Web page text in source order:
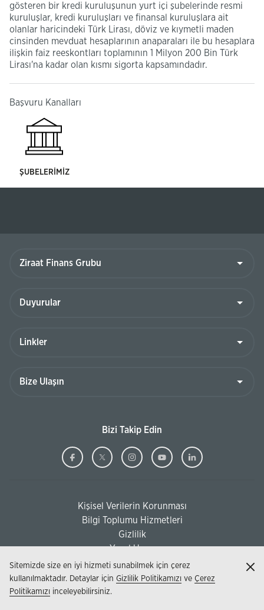
gösteren bir kredi kuruluşunun yurt içi şubelerinde resmi
kuruluşlar, kredi kuruluşları ve finansal kuruluşlara ait
olanlar haricindeki Türk Lirası, döviz ve kıymetli maden
cinsinden mevduat hesaplarının anaparaları ile bu hesaplara
ilişkin faiz reeskontları toplamının 1 Milyon 200 Bin Türk
Lirası'na kadar olan kısmı sigorta kapsamındadır.
Başvuru Kanalları
ŞUBELERİMİZ
Grubu
Bizi Takip Edin
Ziraat
(Bu
pencerede
açılacaktır)
Ziraat
(Bu
pencerede
açılacaktır)
Ziraat
(Bu
pencerede
açılacaktır)
Ziraat
(Bu
pencerede
Ziraat
(Bu
Kişisel Verilerin Korunması
(Bu sayfa yeni pencerede açılacaktır)
Bilgi Toplumu Hizmetleri
(Bu sayfa yeni pencerede açılacaktır)
Gizlilik
Yasal Uyarı
Sitemizde size en iyi hizmeti sunabilmek için çerez
kullanılmaktadır. Detaylar için Gizlilik Politikamızı ve Çerez
Politikamızı inceleyebilirsiniz.